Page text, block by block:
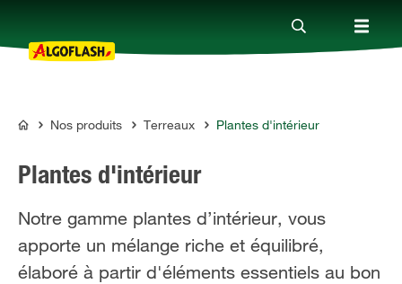
Nos produits
Conseils
Thèmes
ALGOFLASH
Nos produits Terreaux Plantes d'intérieur
Plantes d'intérieur
Notre gamme plantes d’intérieur, vous
apporte un mélange riche et équilibré,
élaboré à partir d'éléments essentiels au bon